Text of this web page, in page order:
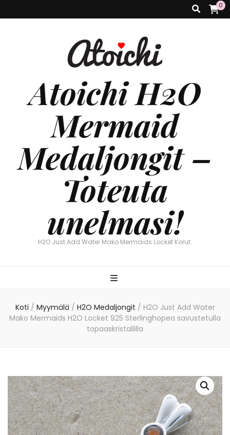
0
Atoichi H2O
Mermaid
Medaljongit –
Toteuta
unelmasi!
H2O Just Add Water Mako Mermaids Locket Korut.
Koti / Myymälä / H2O Medaljongit / H2O Just Add Water
Mako Mermaids H2O Locket 925 Sterlinghopea savustetulla
topaaskristallilla